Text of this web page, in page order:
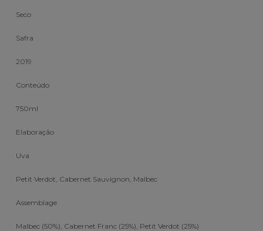
Seco
Safra
2019
Conteúdo
750ml
Elaboração
Uva
Petit Verdot, Cabernet Sauvignon, Malbec
Assemblage
Malbec (50%), Cabernet Franc (25%), Petit Verdot (25%)